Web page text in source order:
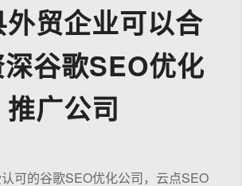
外贸企业可以合
谷歌SEO优化
推广公司
可的谷歌SEO优化公司，云点SEO